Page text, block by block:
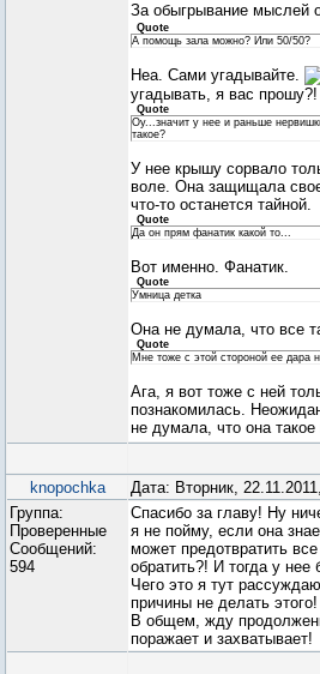
За обыгрывание мыслей
Quote
А помощь зала можно? Или 50/50?
Неа. Сами угадывайте.
угадывать, я вас прошу?!
Quote
Оу...значит у нее и раньше
такое?
У нее крышу сорвало
воле. Она защищала
что-то останется тайной.
Quote
Да он прям фанатик какой то...
Вот именно. Фанатик.
Quote
Умница детка
Она не думала, что все
Quote
Мне тоже с этой стороной ее дара
Ага, я вот тоже с ней
познакомилась.
не думала, что она такое
knopochka Дата: Вторник,
Группа:
Проверенные
Сообщений:
594
Спасибо за главу! Ну
я не пойму, если она
может предотвратить
обратить?! И тогда у
Чего это я тут
причины не делать этого!
В общем, жду
поражает и захватывает!